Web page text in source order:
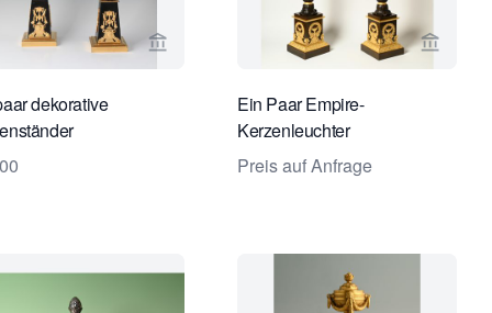
von Limburg Antiquairs ansehenVerkaeuferseite von Limburg Antiquairs
dekorative
Ein Paar Empire-
Kerzenleuchter
Preis auf Anfrage